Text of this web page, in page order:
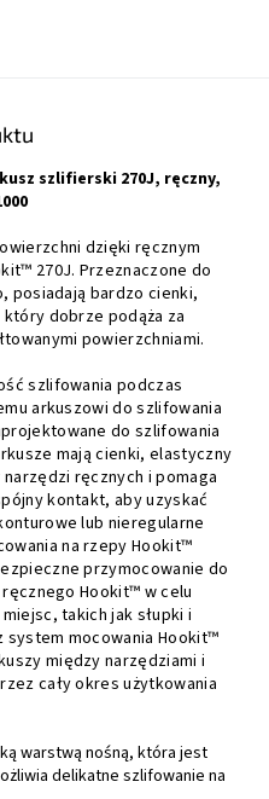
szlifierski 270J, ręczny,
dzięki ręcznym
270J. Przeznaczone do
posiadają bardzo cienki,
dobrze podąża za
powierzchniami.
szlifowania podczas
arkuszowi do szlifowania
do szlifowania
mają cienki, elastyczny
ręcznych i pomaga
kontakt, aby uzyskać
lub nieregularne
na rzepy Hookit™
przymocowanie do
Hookit™ w celu
takich jak słupki i
system mocowania Hookit™
między narzędziami i
cały okres użytkowania
warstwą nośną, która jest
delikatne szlifowanie na